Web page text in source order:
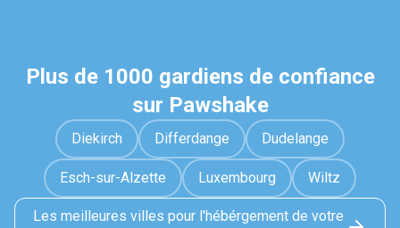
Plus de 1000 gardiens de confiance
sur Pawshake
Diekirch Differdange Dudelange
Esch-sur-Alzette Luxembourg Wiltz
Les meilleures villes pour l'hébérgement de votre